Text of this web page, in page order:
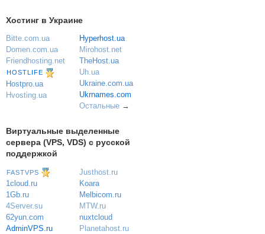
Хостинг в Украине
Bitte.com.ua
Domen.com.ua
Friendhosting.net
HOSTLIFE
Hostpro.ua
Hvosting.ua
Hyperhost.ua
Mirohost.net
TheHost.ua
Uh.ua
Ukraine.com.ua
Ukrnames.com
Остальные→
Виртуальные выделенные
сервера (VPS, VDS) с русской
поддержкой
FASTVPS
1cloud.ru
1Gb.ru
4Server.su
62yun.com
AdminVPS.ru
Justhost.ru
Koara
Melbicom.ru
MTW.ru
nuxtcloud
Planetahost.ru